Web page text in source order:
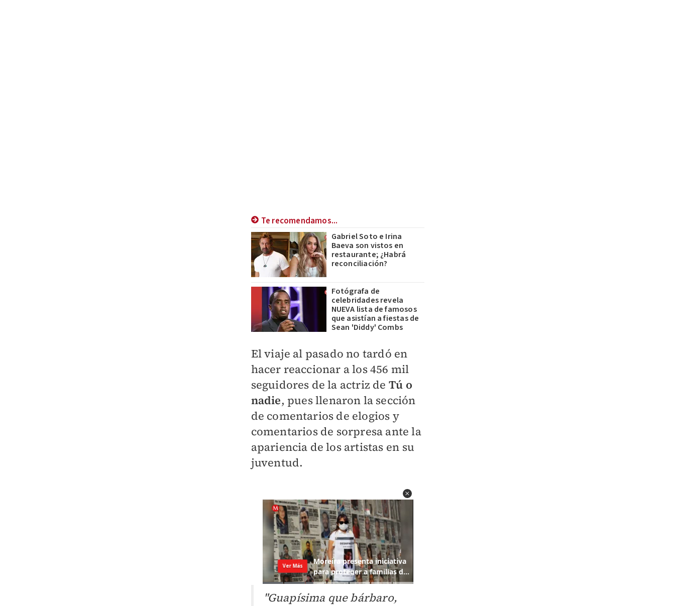
Te recomendamos...
Gabriel Soto e Irina
Baeva son vistos en
restaurante; ¿Habrá
reconciliación?
Fotógrafa de
celebridades revela
NUEVA lista de famosos
que asistían a fiestas de
Sean 'Diddy' Combs
El viaje al pasado no tardó en
hacer reaccionar a los 456 mil
seguidores de la actriz de Tú o
nadie, pues llenaron la sección
de comentarios de elogios y
comentarios de sorpresa ante la
apariencia de los artistas en su
juventud.
"Guapísima que bárbaro,